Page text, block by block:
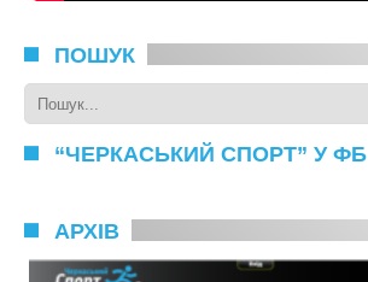
ПОШУК
“ЧЕРКАСЬКИЙ СПОРТ” У ФБ
АРХІВ